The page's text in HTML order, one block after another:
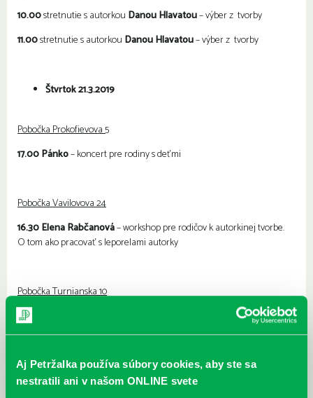
Aj Petržalka používa súbory cookies, aby ste sa
nestratili ani v našom ONLINE svete
10.00stretnutie s autorkou Danou Hlavatou– výber z tvorby
11.00stretnutie s autorkou Danou Hlavatou– výber z tvorby
Štvrtok 21.3.2019
Pobočka Prokofievova 5
17.00 Pánko– koncert pre rodiny s deťmi
Pobočka Vavilovova 24
16.30 Elena Rabčanová– workshop pre rodičov k autorkinej tvorbe.
O tom ako pracovať s leporelami autorky
Pobočka Turnianska 10
9.00 Emil z hôr
– stretnutie s autorom Jurajom Raýmanom
Vyšehradská 27
10.00 Bábo-uka– výtvarný workshop pre najmenších (18 – 36